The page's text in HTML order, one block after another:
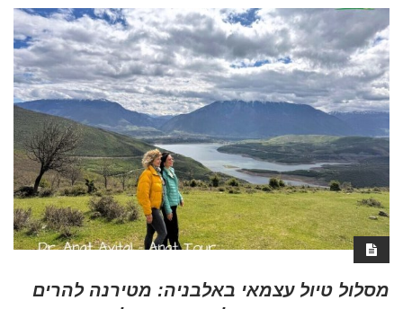
מסלול טיול עצמאי באלבניה: מטירנה להרים